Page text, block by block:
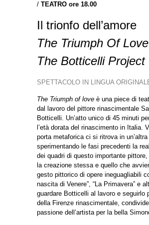
/ TEATRO ore 18.00
Il trionfo dell’amore
The Triumph Of
The Botticelli Project
SPETTACOLO IN LINGUA
The Triumph of love è una piece di
dal lavoro del pittore rinascimentale
Botticelli. Un’atto unico di 45 minuti
l’età dorata del rinascimento in Italia.
porta metaforica ci si ritrova in un’altra
sperimentando le fasi precedenti la
dei quadri di questo importante
la creazione stessa e quello che
gesto pittorico di opere ineguagliabili
nascita di Venere”, “La Primavera” e
guardare Botticelli al lavoro e seguirlo
della Firenze rinascimentale,
passione dell’artista per la bella